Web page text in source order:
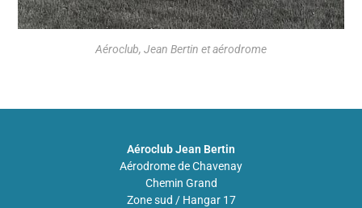
Aéroclub, Jean Bertin et aérodrome
Aéroclub Jean Bertin
Aérodrome de Chavenay
Chemin Grand
Zone sud / Hangar 17